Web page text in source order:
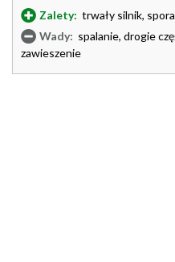
Zalety: trwały silnik,
Wady: spalanie, drogie
zawieszenie